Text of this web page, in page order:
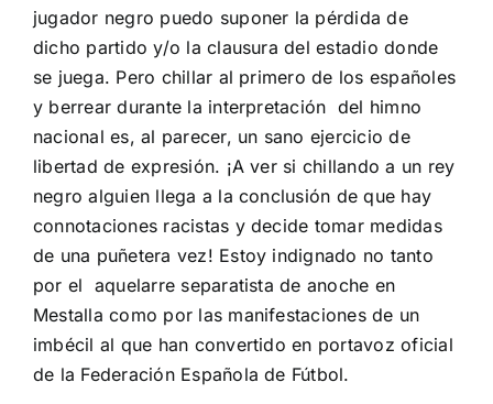
jugador negro puedo suponer la pérdida de
dicho partido y/o la clausura del estadio donde
se juega. Pero chillar al primero de los españoles
y berrear durante la interpretación del himno
nacional es, al parecer, un sano ejercicio de
libertad de expresión. ¡A ver si chillando a un rey
negro alguien llega a la conclusión de que hay
connotaciones racistas y decide tomar medidas
de una puñetera vez! Estoy indignado no tanto
por el aquelarre separatista de anoche en
Mestalla como por las manifestaciones de un
imbécil al que han convertido en portavoz oficial
de la Federación Española de Fútbol.